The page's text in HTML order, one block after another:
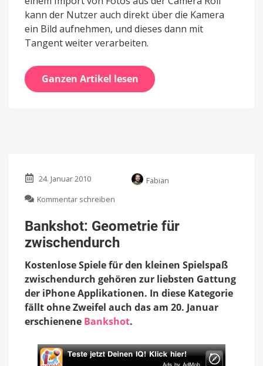
kann der Nutzer auch direkt über die Kamera
ein Bild aufnehmen, und dieses dann mit
Tangent weiter verarbeiten.
Ganzen Artikel lesen
24. Januar 2010
Fabian
Kommentar schreiben
Geometrie
für
zwischendurch
Bankshot: Geometrie für
zwischendurch
Kostenlose Spiele für den kleinen Spielspaß
zwischendurch gehören zur liebsten Gattung
der iPhone Applikationen. In diese Kategorie
fällt ohne Zweifel auch das am 20. Januar
erschienene Bankshot.